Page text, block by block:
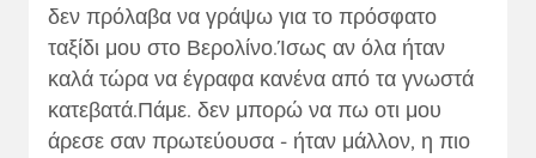
δεν πρόλαβα να γράψω για το πρόσφατο
ταξίδι μου στο Βερολίνο.Ίσως αν όλα ήταν
καλά τώρα να έγραφα κανένα από τα γνωστά
κατεβατά.Πάμε. δεν μπορώ να πω οτι μου
άρεσε σαν πρωτεύουσα - ήταν μάλλον, η πιο